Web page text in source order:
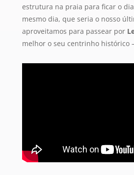
estrutura na praia para ficar o
mesmo dia, que seria o nosso
aproveitamos para passear por
melhor o seu centrinho histórico